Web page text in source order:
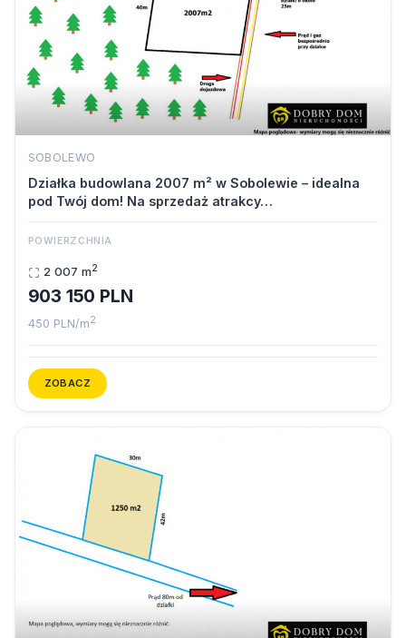
SOBOLEWO
Działka budowlana 2007 m² w Sobolewie – idealna
pod Twój dom! Na sprzedaż atrakcy…
POWIERZCHNIA
2 007 m2
903 150 PLN
450 PLN/m2
ZOBACZ